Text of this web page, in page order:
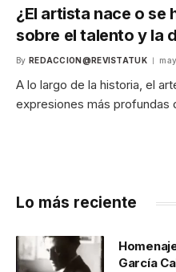
¿El artista nace o se
sobre el talento y la
By REDACCION@REVISTATUK
A lo largo de la historia, el
expresiones más profundas
Lo más reciente
García